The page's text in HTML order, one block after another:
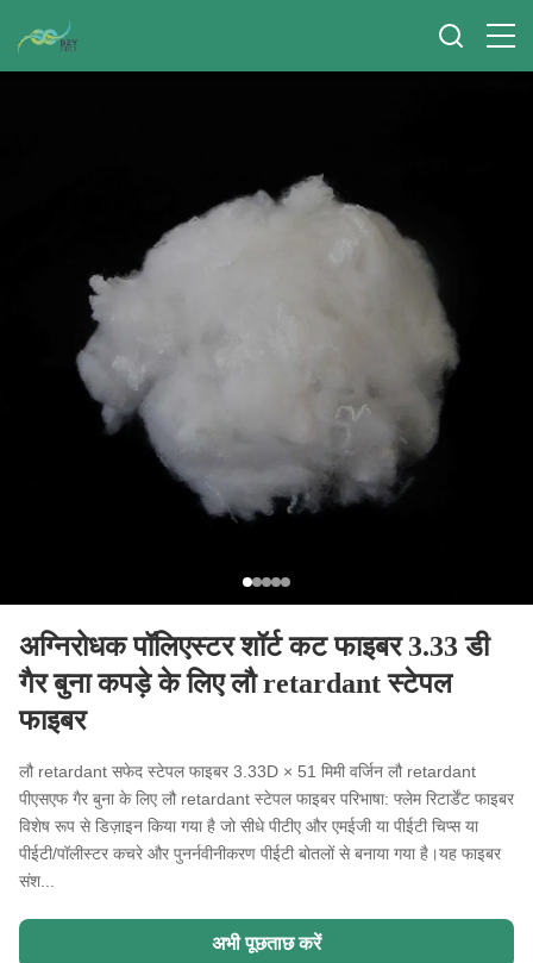
अग्निरोधक पॉलिएस्टर शॉर्ट कट फाइबर 3.33 डी
गैर बुना कपड़े के लिए लौ retardant स्टेपल
फाइबर
लौ retardant सफेद स्टेपल फाइबर 3.33D × 51 मिमी वर्जिन लौ retardant
पीएसएफ गैर बुना के लिए लौ retardant स्टेपल फाइबर परिभाषा: फ्लेम रिटार्डेंट फाइबर
विशेष रूप से डिज़ाइन किया गया है जो सीधे पीटीए और एमईजी या पीईटी चिप्स या
पीईटी/पॉलीस्टर कचरे और पुनर्नवीनीकरण पीईटी बोतलों से बनाया गया है।यह फाइबर
संश...
अभी पूछताछ करें